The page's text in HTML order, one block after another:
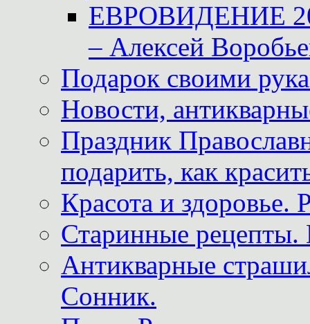
ЕВРОВИДЕНИЕ
– Алексей
Подарок своими
Новости,
Праздник
подарить, как
Красота и здоровье.
Старинные рецепты.
Антикварные
Сонник.